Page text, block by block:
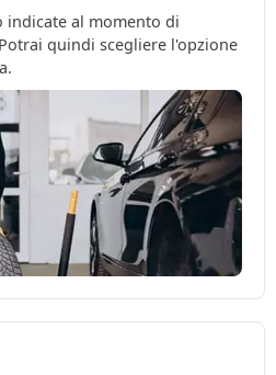
al momento di
quindi scegliere l'opzione